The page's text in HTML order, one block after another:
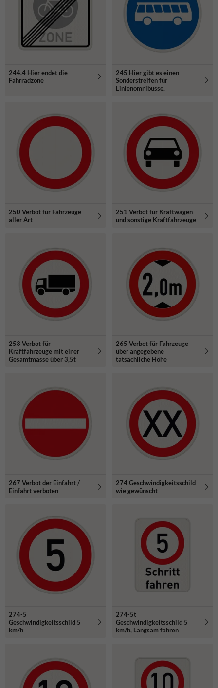
244.4 Hier endet die
Fahrradzone
245 Hier gibt es einen
Sonderstreifen für
Linienomnibusse.
250 Verbot für Fahrzeuge
aller Art
251 Verbot für Kraftwagen
und sonstige Kraftfahrzeuge
253 Verbot für
Kraftfahrzeuge mit einer
Gesamtmasse über 3,5t
265 Verbot für Fahrzeuge
über angegebene
tatsächliche Höhe
267 Verbot der Einfahrt /
Einfahrt verboten
274 Geschwindigkeitsschild
wie gewünscht
274-5
Geschwindigkeitsschild 5
km/h
274-5t
Geschwindigkeitsschild 5
km/h, Langsam fahren